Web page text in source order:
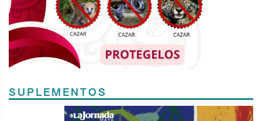
SUPLEMENTOS